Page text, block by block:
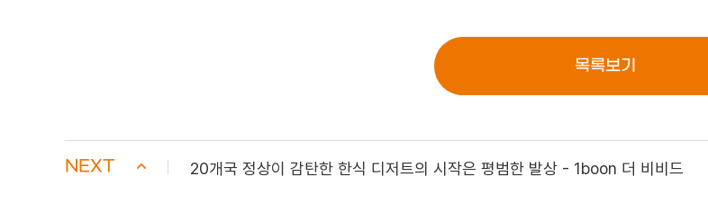
목록보기
NEXT 20개국 정상이 감탄한 한식 디저트의 시작은 평범한 발상 - 1boon 더 비비드